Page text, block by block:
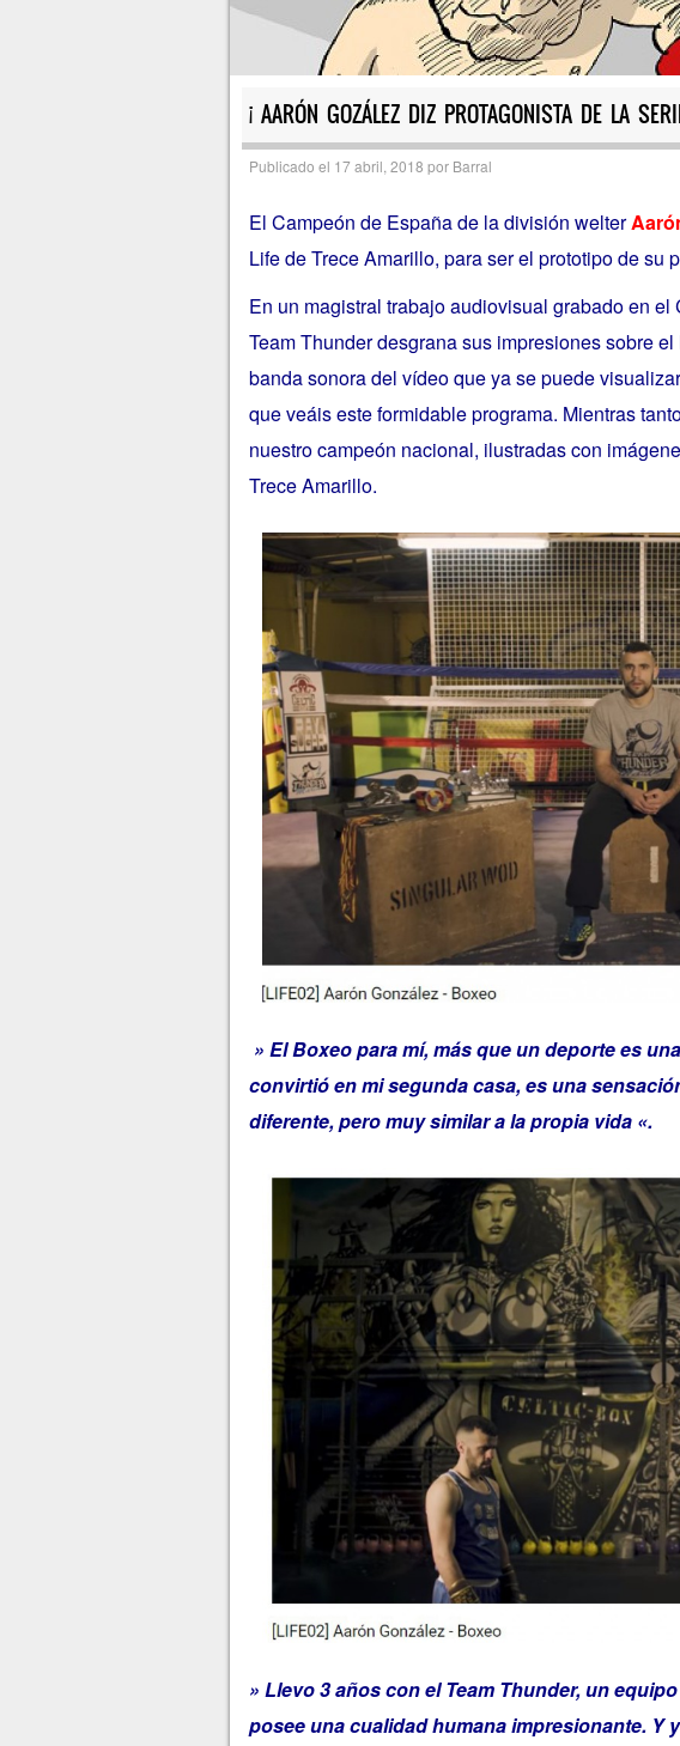
¡ AARÓN GOZÁLEZ DIZ PROTAGONISTA DE LA
Publicado el 17 abril, 2018 por Barral
El Campeón de España de la división welter
Life de Trece Amarillo, para ser el prototipo de su
En un magistral trabajo audiovisual grabado en
Team Thunder desgrana sus impresiones sobre
banda sonora del vídeo que ya se puede
que veáis este formidable programa. Mientras
nuestro campeón nacional, ilustradas con
Trece Amarillo.
» El Boxeo para mí, más que un deporte es
convirtió en mi segunda casa, es una
diferente, pero muy similar a la propia vida «.
» Llevo 3 años con el Team Thunder, un
posee una cualidad humana impresionante. Y